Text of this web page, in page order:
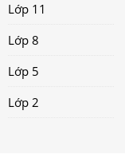
Lớp 11
Lớp 8
Lớp 5
Lớp 2